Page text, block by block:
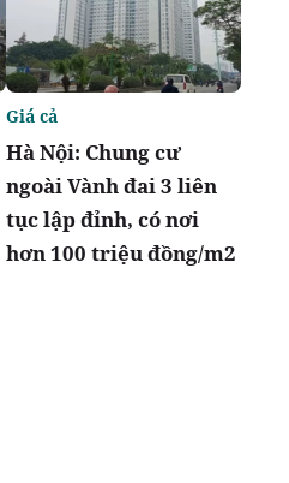
Hà Nội: Chung cư
ngoài Vành đai 3 liên
tục lập đỉnh, có nơi
hơn 100 triệu đồng/m2
Giá cả